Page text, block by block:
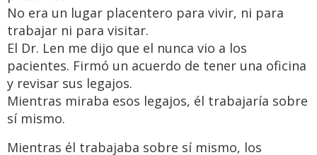
No era un lugar placentero para vivir, ni para
trabajar ni para visitar.
El Dr. Len me dijo que el nunca vio a los
pacientes. Firmó un acuerdo de tener una oficina
y revisar sus legajos.
Mientras miraba esos legajos, él trabajaría sobre
sí mismo.
Mientras él trabajaba sobre sí mismo, los